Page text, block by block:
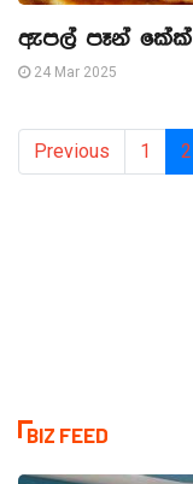
ඇපල් පෑන් කේක්
24 Mar 2025
Previous 1 2
BIZ FEED